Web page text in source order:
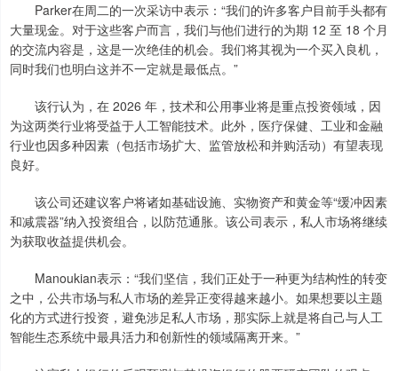
Parker在周二的一次采访中表示：“我们的许多客户目前手头都有
大量现金。对于这些客户而言，我们与他们进行的为期 12 至 18 个月
的交流内容是，这是一次绝佳的机会。我们将其视为一个买入良机，
同时我们也明白这并不一定就是最低点。”
该行认为，在 2026 年，技术和公用事业将是重点投资领域，因
为这两类行业将受益于人工智能技术。此外，医疗保健、工业和金融
行业也因多种因素（包括市场扩大、监管放松和并购活动）有望表现
良好。
该公司还建议客户将诸如基础设施、实物资产和黄金等“缓冲因素
和减震器”纳入投资组合，以防范通胀。该公司表示，私人市场将继续
为获取收益提供机会。
Manoukian表示：“我们坚信，我们正处于一种更为结构性的转变
之中，公共市场与私人市场的差异正变得越来越小。如果想要以主题
化的方式进行投资，避免涉足私人市场，那实际上就是将自己与人工
智能生态系统中最具活力和创新性的领域隔离开来。”